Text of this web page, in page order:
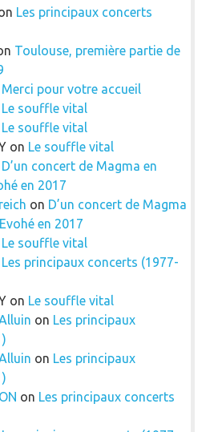
Les principaux concerts
Toulouse, première partie de
Merci pour votre accueil
Le souffle vital
Le souffle vital
on Le souffle vital
D’un concert de Magma en
en 2017
on D’un concert de Magma
en 2017
Le souffle vital
Les principaux concerts (1977-
on Le souffle vital
on Les principaux
on Les principaux
on Les principaux concerts